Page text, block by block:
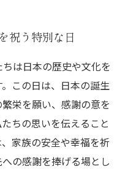
時間を共に
祝う特別な日
は日本の歴史や文化を
この日は、日本の誕生
栄を願い、感謝の意を
ちの思いを伝えること
家族の安全や幸福を祈
の感謝を捧げる場とし